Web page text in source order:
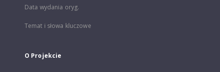
Data wydania oryg.
Temat i słowa kluczowe
O Projekcie